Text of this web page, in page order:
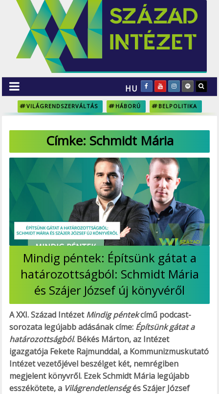
HU
VILÁGRENDSZERVÁLTÁS HÁBORÚ BELPOLITIKA
Címke: Schmidt Mária
Mindig péntek: Építsünk gátat a
határozottságból: Schmidt Mária
és Szájer József új könyvéről
A XXI. Század IntézetMindig péntekcímű podcast-
sorozata legújabb adásának címe: Építsünk gátat a
határozottságból. Békés Márton, az Intézet
igazgatója Fekete Rajmunddal, a Kommunizmuskutató
Intézet vezetőjével beszélget két, nemrégiben
megjelent könyvről. Ezek Schmidt Mária legújabb
esszékötete, a Világrendetlenségés Szájer József